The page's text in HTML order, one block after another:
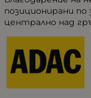
позиционирани по
централно над